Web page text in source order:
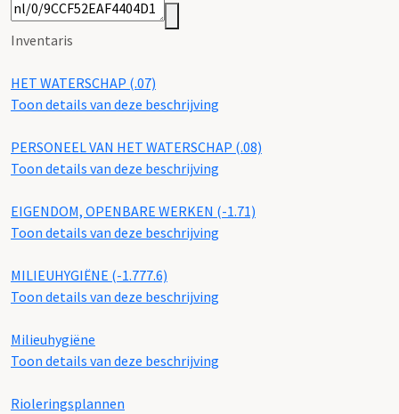
Inventaris
HET WATERSCHAP (.07)
Toon details van deze beschrijving
PERSONEEL VAN HET WATERSCHAP (.08)
Toon details van deze beschrijving
EIGENDOM, OPENBARE WERKEN (-1.71)
Toon details van deze beschrijving
MILIEUHYGIËNE (-1.777.6)
Toon details van deze beschrijving
Milieuhygiëne
Toon details van deze beschrijving
Rioleringsplannen